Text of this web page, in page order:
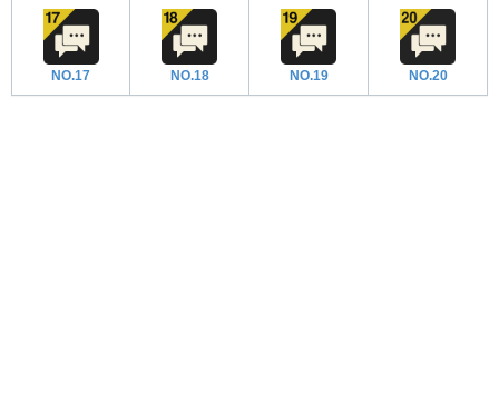
NO.17 NO.18 NO.19 NO.20